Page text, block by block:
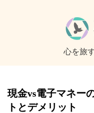
心を旅
現金vs電子マネー
トとデメリット